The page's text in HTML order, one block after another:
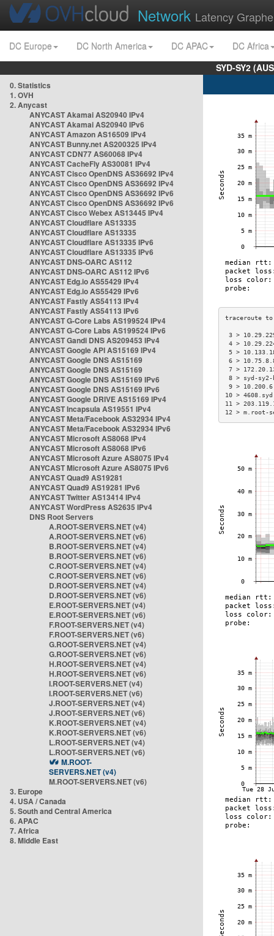
Network Latency
DC Europe DC North America DC APAC
DC Africa
SYD-SY2
0. Statistics
1. OVH
2. Anycast
ANYCAST Akamai AS20940 IPv4
ANYCAST Akamai AS20940 IPv6
ANYCAST Amazon AS16509 IPv4
ANYCAST Bunny.net AS200325 IPv4
ANYCAST CDN77 AS60068 IPv4
ANYCAST CacheFly AS30081 IPv4
ANYCAST Cisco OpenDNS AS36692 IPv4
ANYCAST Cisco OpenDNS AS36692 IPv4
ANYCAST Cisco OpenDNS AS36692 IPv6
ANYCAST Cisco OpenDNS AS36692 IPv6
ANYCAST Cisco Webex AS13445 IPv4
ANYCAST Cloudflare AS13335
ANYCAST Cloudflare AS13335
ANYCAST Cloudflare AS13335 IPv6
ANYCAST Cloudflare AS13335 IPv6
ANYCAST DNS-OARC AS112
ANYCAST DNS-OARC AS112 IPv6
ANYCAST Edg.io AS55429 IPv4
ANYCAST Edg.io AS55429 IPv6
ANYCAST Fastly AS54113 IPv4
ANYCAST Fastly AS54113 IPv6
ANYCAST G-Core Labs AS199524 IPv4
ANYCAST G-Core Labs AS199524 IPv6
ANYCAST Gandi DNS AS209453 IPv4
ANYCAST Google API AS15169 IPv4
ANYCAST Google DNS AS15169
ANYCAST Google DNS AS15169
ANYCAST Google DNS AS15169 IPv6
ANYCAST Google DNS AS15169 IPv6
ANYCAST Google DRIVE AS15169 IPv4
ANYCAST Incapsula AS19551 IPv4
ANYCAST Meta/Facebook AS32934 IPv4
ANYCAST Meta/Facebook AS32934 IPv6
ANYCAST Microsoft AS8068 IPv4
ANYCAST Microsoft AS8068 IPv6
ANYCAST Microsoft Azure AS8075 IPv4
ANYCAST Microsoft Azure AS8075 IPv6
ANYCAST Quad9 AS19281
ANYCAST Quad9 AS19281 IPv6
ANYCAST Twitter AS13414 IPv4
ANYCAST WordPress AS2635 IPv4
DNS Root Servers
A.ROOT-SERVERS.NET (v4)
A.ROOT-SERVERS.NET (v6)
B.ROOT-SERVERS.NET (v4)
B.ROOT-SERVERS.NET (v6)
C.ROOT-SERVERS.NET (v4)
C.ROOT-SERVERS.NET (v6)
D.ROOT-SERVERS.NET (v4)
D.ROOT-SERVERS.NET (v6)
E.ROOT-SERVERS.NET (v4)
E.ROOT-SERVERS.NET (v6)
F.ROOT-SERVERS.NET (v4)
F.ROOT-SERVERS.NET (v6)
G.ROOT-SERVERS.NET (v4)
G.ROOT-SERVERS.NET (v6)
H.ROOT-SERVERS.NET (v4)
H.ROOT-SERVERS.NET (v6)
I.ROOT-SERVERS.NET (v4)
I.ROOT-SERVERS.NET (v6)
J.ROOT-SERVERS.NET (v4)
J.ROOT-SERVERS.NET (v6)
K.ROOT-SERVERS.NET (v4)
K.ROOT-SERVERS.NET (v6)
L.ROOT-SERVERS.NET (v4)
L.ROOT-SERVERS.NET (v6)
M.ROOT-
SERVERS.NET (v4)
M.ROOT-SERVERS.NET (v6)
3. Europe
4. USA / Canada
5. South and Central America
6. APAC
7. Africa
8. Middle East
3 >
4 >
5 >
6 >
7 >
8 > syd-
9 >
10 >
11 >
12 >